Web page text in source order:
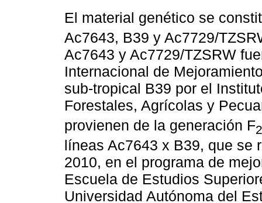
El material genético se
Ac7643, B39 y Ac7729/
Ac7643 y Ac7729/TZSRW
Internacional de
sub-tropical B39 por el
Forestales, Agrícolas y
provienen de la generación F2
líneas Ac7643 x B39, que se
2010, en el programa de
Escuela de Estudios
Universidad Autónoma del